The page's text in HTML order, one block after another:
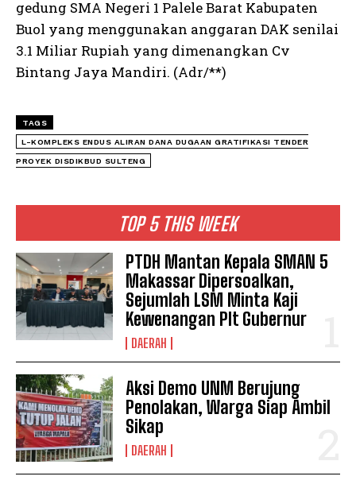
See also Kasdim Dampingi Bupati
Tulungagung Berangkatkan Kontingen
Porprov VIII Tahun 2023
TOP 5 THIS WEEK
PTDH Mantan Kepala SMAN 5
Makassar Dipersoalkan,
Sejumlah LSM Minta Kaji
Kewenangan Plt Gubernur
DAERAH
Aksi Demo UNM Berujung
Penolakan, Warga Siap Ambil
Sikap
DAERAH
gedung SMA Negeri 1 Palele Barat Kabupaten
Buol yang menggunakan anggaran DAK senilai
3.1 Miliar Rupiah yang dimenangkan Cv
Bintang Jaya Mandiri. (Adr/**)
TAGS
L-KOMPLEKS ENDUS ALIRAN DANA DUGAAN GRATIFIKASI TENDER
PROYEK DISDIKBUD SULTENG